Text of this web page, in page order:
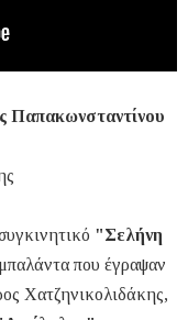
Παπακωνσταντίνου
"Σελήνη
που έγραψαν
Χατζηνικολιδάκης,